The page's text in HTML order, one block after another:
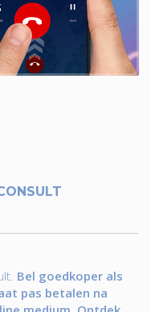
Bel goedkoper als
pas betalen na